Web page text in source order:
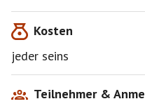
Kosten
jeder seins
Teilnehmer &